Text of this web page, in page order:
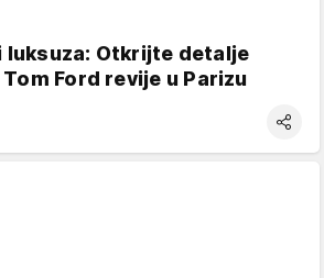
luksuza: Otkrijte detalje
Ford revije u Parizu